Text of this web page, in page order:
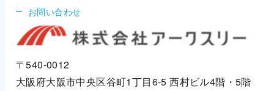
お問い合わせ
〒540-0012
大阪府大阪市中央区谷町1丁目6-5西村ビル4階・5階